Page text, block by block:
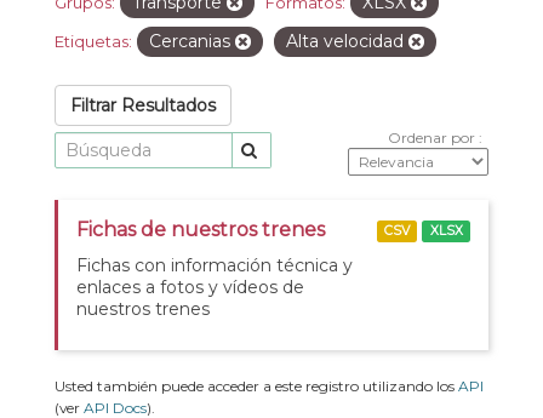
Etiquetas: Cercanias Alta velocidad
Filtrar Resultados
Ordenar por
Fichas de nuestros trenes
Fichas con información técnica y
enlaces a fotos y vídeos de
nuestros trenes
CSV XLSX
Usted también puede acceder a este registro utilizando los API
(ver API Docs).